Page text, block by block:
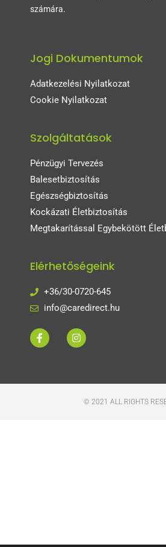
számára.
Jogi Dokumentumok
Adatkezelési Nyilatkozat
Cookie Nyilatkozat
Szolgáltatások
Pénzügyi Tervezés
Balesetbiztosítás
Egészségbiztosítás
Kockázati Életbiztosítás
Megtakarítással Egybekötött
Elérhetőségeink
+36/30-0720-645
info@caredirect.hu
© 2021 ALL RIGHTS